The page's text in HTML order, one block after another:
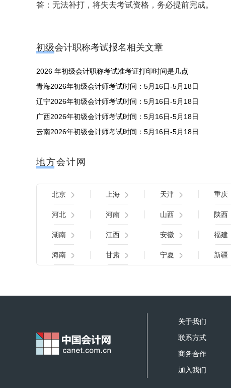
答：无法补打，将失去考试资格，务必提前完成。
初级会计职称考试报名相关文章
2026 年初级会计职称考试准考证打印时间是几点
青海2026年初级会计师考试时间：5月16日-5月18日
辽宁2026年初级会计师考试时间：5月16日-5月18日
广西2026年初级会计师考试时间：5月16日-5月18日
云南2026年初级会计师考试时间：5月16日-5月18日
地方会计网
北京 上海 天津 重庆
河北 河南 山西 陕西
湖南 江西 安徽 福建
海南 甘肃 宁夏 新疆
关于我们
联系方式
商务合作
加入我们